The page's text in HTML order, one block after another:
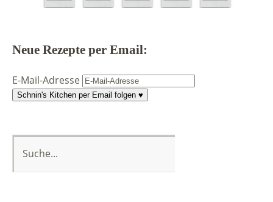
Neue Rezepte per Email:
E-Mail-Adresse
Schnin's Kitchen per Email folgen ♥